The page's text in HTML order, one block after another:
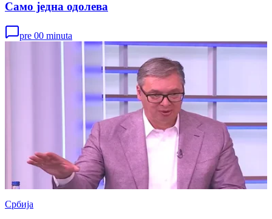
Само једна одолева
pre 00 minuta
Србија